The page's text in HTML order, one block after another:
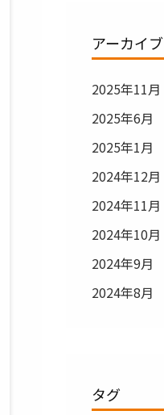
アーカイブ
2025年11月
2025年6月
2025年1月
2024年12月
2024年11月
2024年10月
2024年9月
2024年8月
タグ